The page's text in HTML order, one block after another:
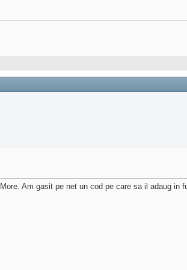
Am gasit pe net un cod pe care sa il adaug in